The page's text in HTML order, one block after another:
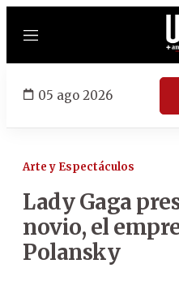
Menú
05 ago 2026
Arte y Espectáculos
Lady Gaga
novio, el
Polansky